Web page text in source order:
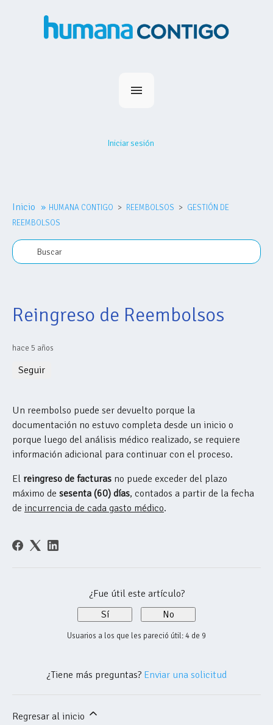
Nosotros
Comprar plan
Iniciar sesión
Inicio » HUMANA CONTIGO REEMBOLSOS
GESTIÓN DE
REEMBOLSOS
Reingreso de Reembolsos
hace 5 años
Seguir
Un reembolso puede ser devuelto porque la
documentación no estuvo completa desde un inicio o
porque luego del análisis médico realizado, se requiere
información adicional para continuar con el proceso.
El reingreso de facturas no puede exceder del plazo
máximo de sesenta (60) días, contados a partir de la fecha
de incurrencia de cada gasto médico.
¿Fue útil este artículo?
Sí
No
Usuarios a los que les pareció útil: 4 de 9
¿Tiene más preguntas? Enviar una solicitud
Regresar al inicio